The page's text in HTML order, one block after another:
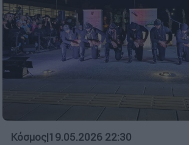
Κόσμος|19.05.2026 22:30